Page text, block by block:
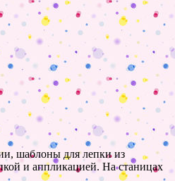
шаблоны для лепки из
и аппликацией. На станицах